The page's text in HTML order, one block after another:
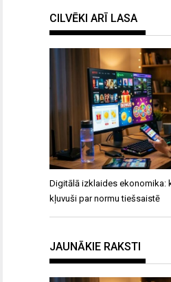
CILVĒKI ARĪ LASA
Digitālā izklaides ekonomika:
kļuvuši par normu tiešsaistē
JAUNĀKIE RAKSTI